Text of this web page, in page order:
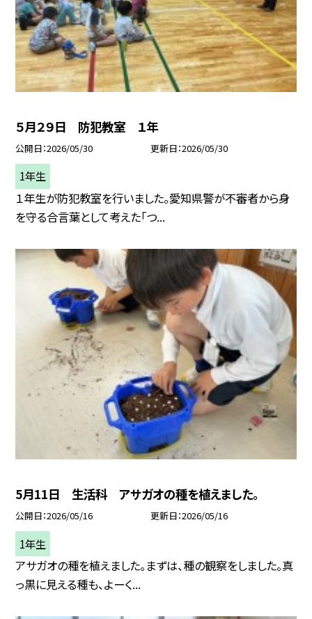
５月２９日 防犯教室 １年
公開日 2026/05/30 更新日 2026/05/30
1年生
１年生が防犯教室を行いました。愛知県警が不審者から身
を守る合言葉として考えた「つ...
5月11日 生活科 アサガオの種を植えました。
公開日 2026/05/16 更新日 2026/05/16
1年生
アサガオの種を植えました。まずは、種の観察をしました。真
っ黒に見える種も、よーく...